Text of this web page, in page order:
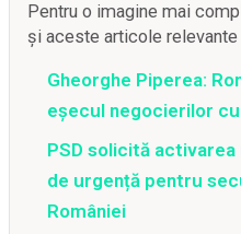
Pentru o imagine mai
și aceste articole
Gheorghe Piperea:
eșecul negocierilor
PSD solicită
de urgență pentru
României